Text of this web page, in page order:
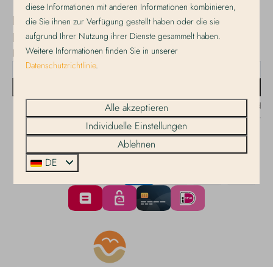
Bleiben Sie auf dem
Laufenden!
Melden Sie sich für unseren Newsletter an!
Gesichert durch reCaptcha,Datenschutzbestimmungen
und
Servicebedingungengelten.
Bezahlen Sie sicher
diese Informationen mit anderen Informationen kombinieren,
die Sie ihnen zur Verfügung gestellt haben oder die sie
aufgrund Ihrer Nutzung ihrer Dienste gesammelt haben.
Weitere Informationen finden Sie in unserer
Datenschutzrichtlinie.
Alle akzeptieren
Individuelle Einstellungen
Ablehnen
DE